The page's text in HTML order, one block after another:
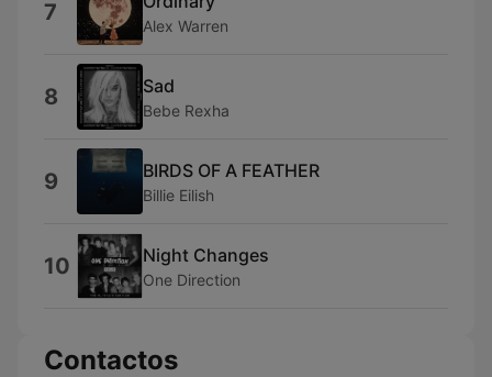
7 Alex Warren
8 Sad
Bebe Rexha
9 BIRDS OF A FEATHER
Billie Eilish
10 Night Changes
One Direction
Contactos